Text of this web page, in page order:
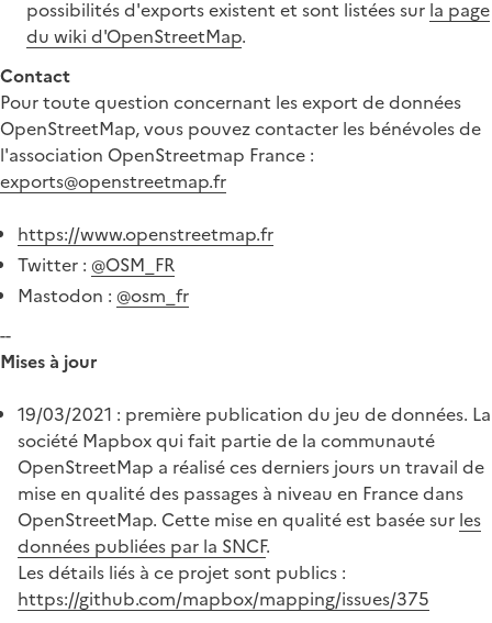
possibilités d'exports existent et sont listées sur la page
du wiki d'OpenStreetMap.
Contact
Pour toute question concernant les export de données
OpenStreetMap, vous pouvez contacter les bénévoles de
l'association OpenStreetmap France :
exports@openstreetmap.fr
https://www.openstreetmap.fr
Twitter : @OSM_FR
Mastodon : @osm_fr
--
Mises à jour
19/03/2021 : première publication du jeu de données. La
société Mapbox qui fait partie de la communauté
OpenStreetMap a réalisé ces derniers jours un travail de
mise en qualité des passages à niveau en France dans
OpenStreetMap. Cette mise en qualité est basée sur les
données publiées par la SNCF.
Les détails liés à ce projet sont publics :
https://github.com/mapbox/mapping/issues/375